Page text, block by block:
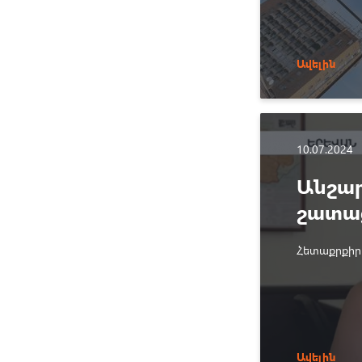
Ավելին
10.07.2024
Ավելին